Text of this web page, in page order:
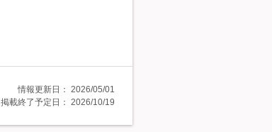
情報更新日： 2026/05/01
掲載終了予定日： 2026/10/19